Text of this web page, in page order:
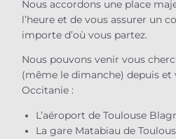
Nous accordons une place
l’heure et de vous assurer un
importe d’où vous partez.
Nous pouvons venir vous
(même le dimanche) depuis et
Occitanie :
L’aéroport de Toulouse
La gare Matabiau de